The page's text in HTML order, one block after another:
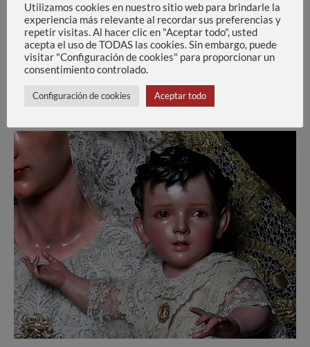
Niño Jesús
Utilizamos cookies en nuestro sitio web para brindarle la
experiencia más relevante al recordar sus preferencias y
repetir visitas. Al hacer clic en "Aceptar todo", usted
acepta el uso de TODAS las cookies. Sin embargo, puede
visitar "Configuración de cookies" para proporcionar un
consentimiento controlado.
Configuración de cookies Aceptar todo